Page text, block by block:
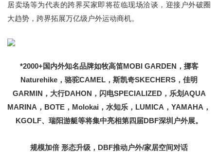
居卖场等为代表的跨界买家即将莅临现场洽谈，迎接户外破圈
大趋势，跨界拓展万亿级户外运动商机。
*2000+国内外知名品牌如牧高笛MOBI GARDEN，挪客
Naturehike，骆驼CAMEL，斯凯奇SKECHERS，佳明
GARMIN，大行DAHON，闪电SPECIALIZED，乐划AQUA
MARINA，BOTE，Molokai，水知乐，LUMICA，YAMAHA，
KGOLF、瑞阳游艇等将集中亮相第四届DBF深圳户外展。
规模加倍 形态升级，DBF推动户外/家居空间对话